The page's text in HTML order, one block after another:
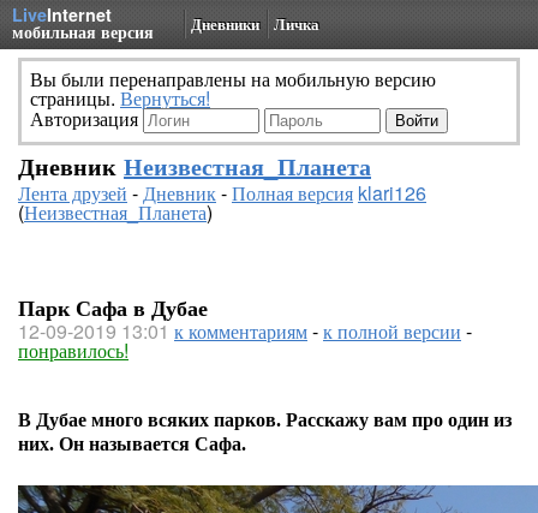
LiveInternet
мобильная версия Дневники Личка
Вы были перенаправлены на мобильную версию
страницы. Вернуться!
Авторизация
Дневник Неизвестная_Планета
Лента друзей -Дневник-Полная версия klari126
(Неизвестная_Планета)
Парк Сафа в Дубае
12-09-2019 13:01 к комментариям-к полной версии -
понравилось!
В Дубае много всяких парков. Расскажу вам про один из
них. Он называется Сафа.